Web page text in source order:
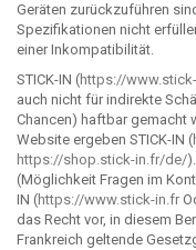
Geräten zurückzuführen
Spezifikationen nicht
einer Inkompatibilität.
STICK-IN (https://
auch nicht für indirekte
Chancen) haftbar gemacht
Website ergeben STICK-IN (
https://shop.stick-in.fr/de/
(Möglichkeit Fragen im
IN (https://www.stick-in.fr
das Recht vor, in diesem
Frankreich geltende